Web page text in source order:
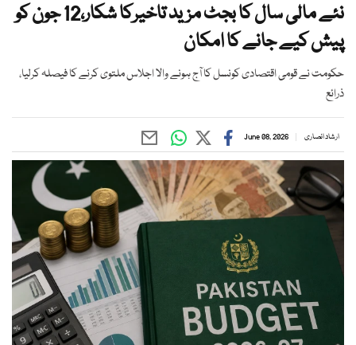
نئے مالی سال کا بجٹ مزید تاخیرکا شکار،12 جون کو
پیش کیے جانے کا امکان
حکومت نے قومی اقتصادی کونسل کا آج ہونے والا اجلاس ملتوی کرنے کا فیصلہ کرلیا،
ذرائع
ارشاد انصاری June 08, 2026